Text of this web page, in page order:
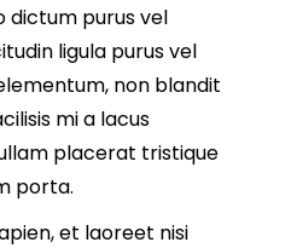
dictum purus vel
ligula purus vel
non blandit
mi a lacus
placerat tristique
porta.
et laoreet nisi